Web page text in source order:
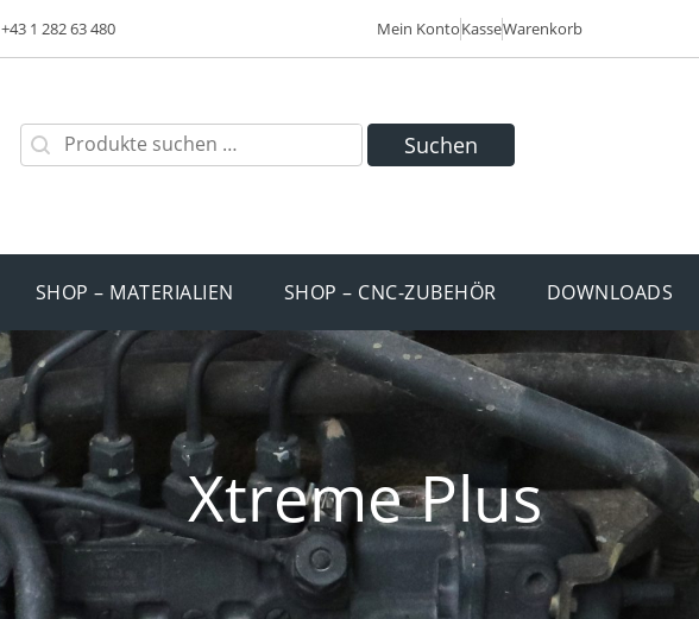
+43 1 282 63 480 Mein KontoKasseWarenkorb
Suchen
SHOP – MATERIALIEN SHOP – CNC-ZUBEHÖR DOWNLOADS
Xtreme Plus